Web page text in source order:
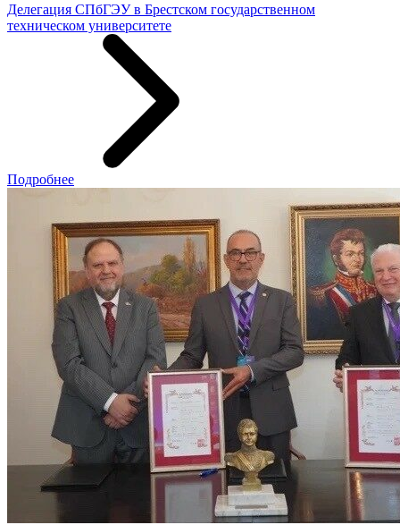
Делегация СПбГЭУ в Брестском государственном
техническом университете
Подробнее